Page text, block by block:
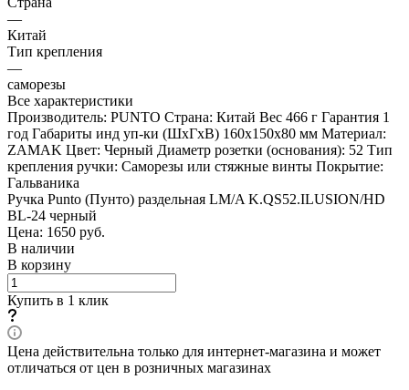
—
Китай
Тип крепления
—
саморезы
Все характеристики
Производитель: PUNTO Страна: Китай Вес 466 г Гарантия 1
год Габариты инд уп-ки (ШхГхВ) 160x150x80 мм Материал:
ZAMAK Цвет: Черный Диаметр розетки (основания): 52 Тип
крепления ручки: Саморезы или стяжные винты Покрытие:
Гальваника
Ручка Punto (Пунто) раздельная LM/A K.QS52.ILUSION/HD
BL-24 черный
Цена: 1650 руб.
В наличии
В корзину
Купить в 1 клик
Цена действительна только для интернет-магазина и может
отличаться от цен в розничных магазинах